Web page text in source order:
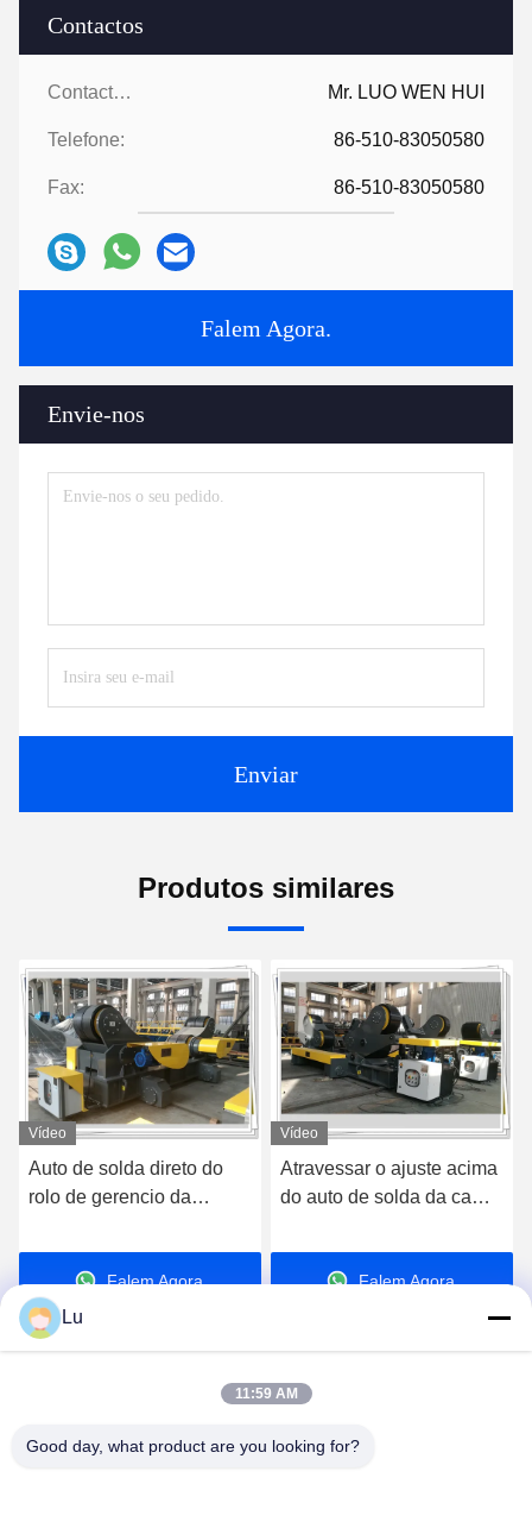
Contactos
Contactos: Mr. LUO WEN HUI
Telefone: 86-510-83050580
Fax: 86-510-83050580
Falem Agora.
Envie-nos
Enviar
Produtos similares
Vídeo
Atravessar o ajuste acima
do auto de solda da cama
da soldadura do conjunto
da seçãoFalem Agora.
Vídeo
Central nuclear de solda
especial da cama do rolo
de gerencio
Falem Agora.
WUXI RONNIEWELL MACHINERY
Lu
11:59 AM
Good day, what product are you looking for?